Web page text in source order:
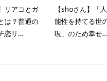
リアコとガ
は？普通の
恋リ...
【shoさん】「
能性を持てる世
現」のため幸せ...